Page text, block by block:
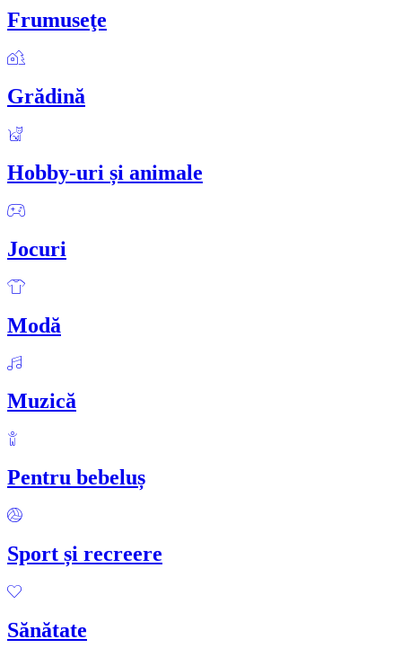
Frumuseţe
Grădină
Hobby-uri și animale
Jocuri
Modă
Muzică
Pentru bebeluș
Sport și recreere
Sănătate